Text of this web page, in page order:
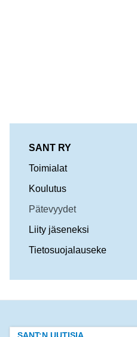
SANT RY
Toimialat
Koulutus
Pätevyydet
Liity jäseneksi
Tietosuojalauseke